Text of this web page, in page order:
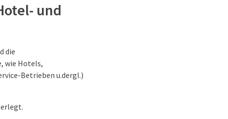
und
die
wie Hotels,
Betrieben u.dergl.)